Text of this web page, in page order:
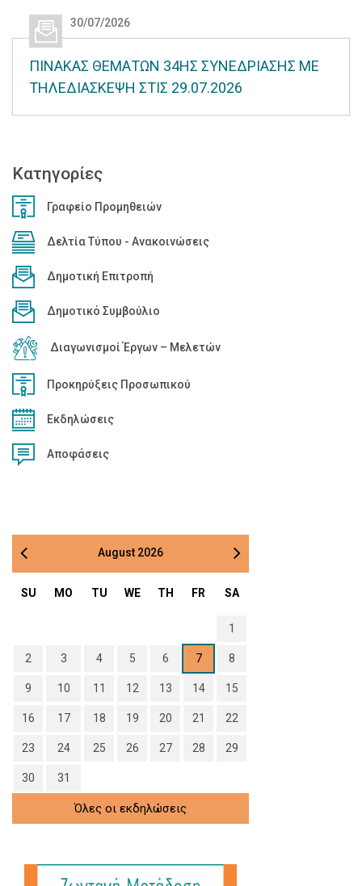
30/07/2026
ΠΙΝΑΚΑΣ ΘΕΜΑΤΩΝ 34ΗΣ ΣΥΝΕΔΡΙΑΣΗΣ ΜΕ
ΤΗΛΕΔΙΑΣΚΕΨΗ ΣΤΙΣ 29.07.2026
Κατηγορίες
Γραφείο Προμηθειών
Δελτία Τύπου - Ανακοινώσεις
Δημοτική Επιτροπή
Δημοτικό Συμβούλιο
Διαγωνισμοί Έργων – Μελετών
Προκηρύξεις Προσωπικού
Εκδηλώσεις
Αποφάσεις
August 2026
SU MO TU WE TH FR SA
1
2 3 4 5 6 7 8
9 10 11 12 13 14 15
16 17 18 19 20 21 22
23 24 25 26 27 28 29
30 31
Όλες οι εκδηλώσεις